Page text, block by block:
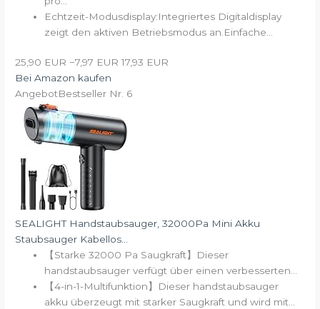
Echtzeit-Modusdisplay:Integriertes Digitaldisplay
zeigt den aktiven Betriebsmodus an.Einfache...
25,90 EUR −7,97 EUR 17,93 EUR
Bei Amazon kaufen
AngebotBestseller Nr. 6
SEALIGHT Handstaubsauger, 32000Pa Mini Akku
Staubsauger Kabellos...
【Starke 32000 Pa Saugkraft】Dieser
handstaubsauger verfügt über einen verbesserten...
【4-in-1-Multifunktion】Dieser handstaubsauger
akku überzeugt mit starker Saugkraft und wird mit...